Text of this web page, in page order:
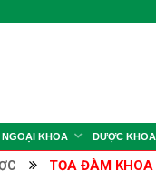
NGOẠI KHOA DƯỢC KHOA
TỌA ĐÀM KHOA